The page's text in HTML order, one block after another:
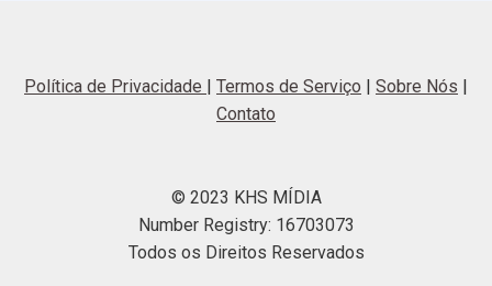
Política de Privacidade | Termos de Serviço | Sobre Nós |
Contato
© 2023 KHS MÍDIA
Number Registry: 16703073
Todos os Direitos Reservados